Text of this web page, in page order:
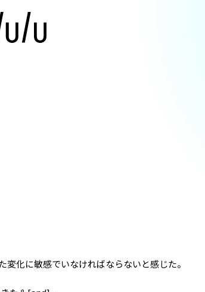
化に敏感でいなければならないと感じた。